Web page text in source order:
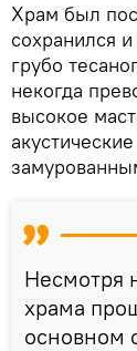
Храм был
сохранился
грубо
некогда
высокое
Несмотря
храма
основном